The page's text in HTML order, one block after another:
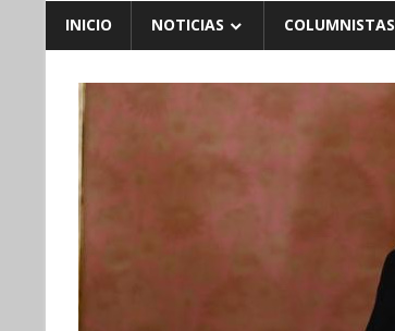
INICIO NOTICIAS COLUMNISTAS